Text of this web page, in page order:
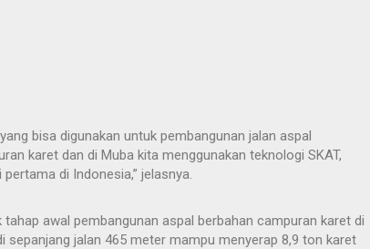
bisa digunakan untuk pembangunan jalan aspal
karet dan di Muba kita menggunakan teknologi SKAT,
di Indonesia,” jelasnya.
tahap awal pembangunan aspal berbahan campuran karet di
sepanjang jalan 465 meter mampu menyerap 8,9 ton karet